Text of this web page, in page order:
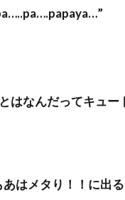
はなんだってキュー
はメタり！！に出